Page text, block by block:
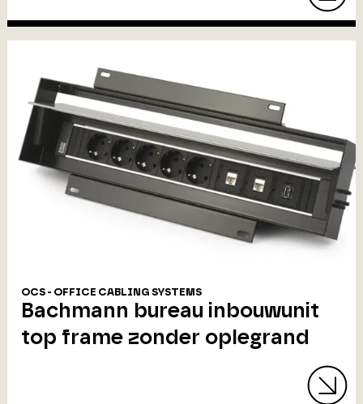
OCS - OFFICE CABLING SYSTEMS
Bachmann bureau inbouwunit
top frame zonder oplegrand